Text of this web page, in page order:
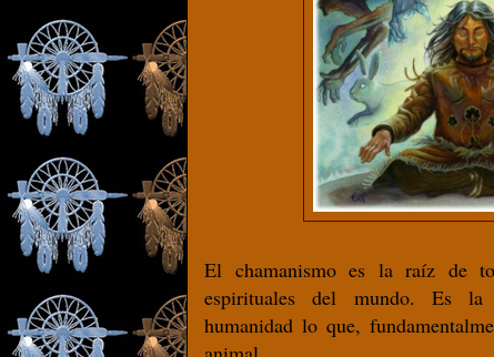
El chamanismo es la raíz de
espirituales del mundo. Es la
humanidad lo que,